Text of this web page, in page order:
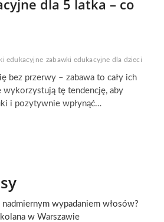
dla 5 latka – co
edukacyjne zabawki edukacyjne dla dzieci
bez przerwy – zabawa to cały ich
wykorzystują tę tendencję, aby
i pozytywnie wpłynąć…
wypadaniem włosów?
w Warszawie